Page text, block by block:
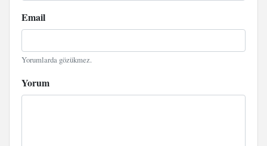
Email
Yorumlarda gözükmez.
Yorum